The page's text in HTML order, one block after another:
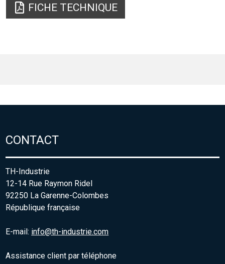
FICHE TECHNIQUE
CONTACT
TH-Industrie
12-14 Rue Raymon Ridel
92250 La Garenne-Colombes
République française
E-mail: info@th-industrie.com
Assistance client par téléphone